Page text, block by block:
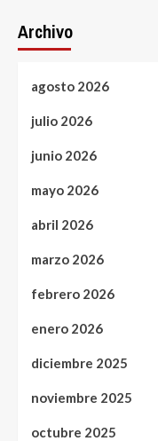
Archivo
agosto 2026
julio 2026
junio 2026
mayo 2026
abril 2026
marzo 2026
febrero 2026
enero 2026
diciembre 2025
noviembre 2025
octubre 2025